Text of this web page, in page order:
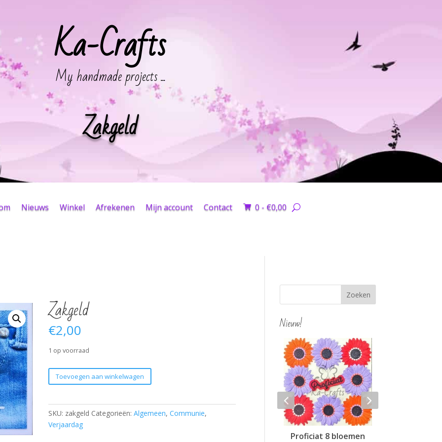
Ka-Crafts
My handmade projects ...
Zakgeld
Nieuws Winkel Afrekenen Mijn account Contact 0 - €0,00
Zakgeld
€2,00
1 op voorraad
Zakgeld
aantal
Toevoegen aan winkelwagen
SKU: zakgeld Categorieën:Algemeen,Communie,
Verjaardag
Nieuw!
Verjaardag 60 jaar Proficiat 8 bloemen